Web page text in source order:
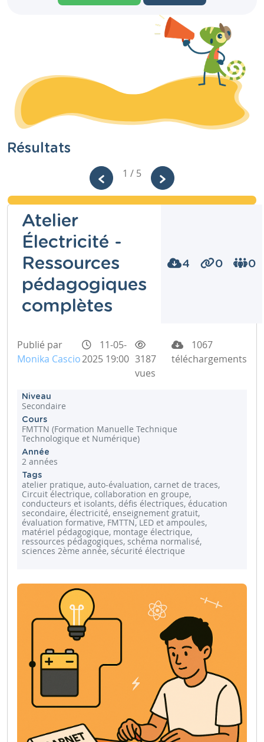
Résultats
1 / 5
Atelier
Électricité -
Ressources
pédagogiques
complètes
4 0 0
Publié par
Monika Cascio
11-05-
2025 19:00 3187
vues
1067
téléchargements
Niveau
Secondaire
Cours
FMTTN (Formation Manuelle Technique
Technologique et Numérique)
Année
2 années
Tags
atelier pratique, auto-évaluation, carnet de traces,
Circuit électrique, collaboration en groupe,
conducteurs et isolants, défis électriques, éducation
secondaire, électricité, enseignement gratuit,
évaluation formative, FMTTN, LED et ampoules,
matériel pédagogique, montage électrique,
ressources pédagogiques, schéma normalisé,
sciences 2ème année, sécurité électrique